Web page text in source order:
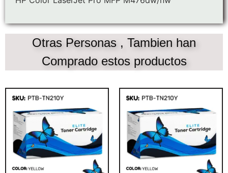
Otras Personas , Tambien han
Comprado estos productos